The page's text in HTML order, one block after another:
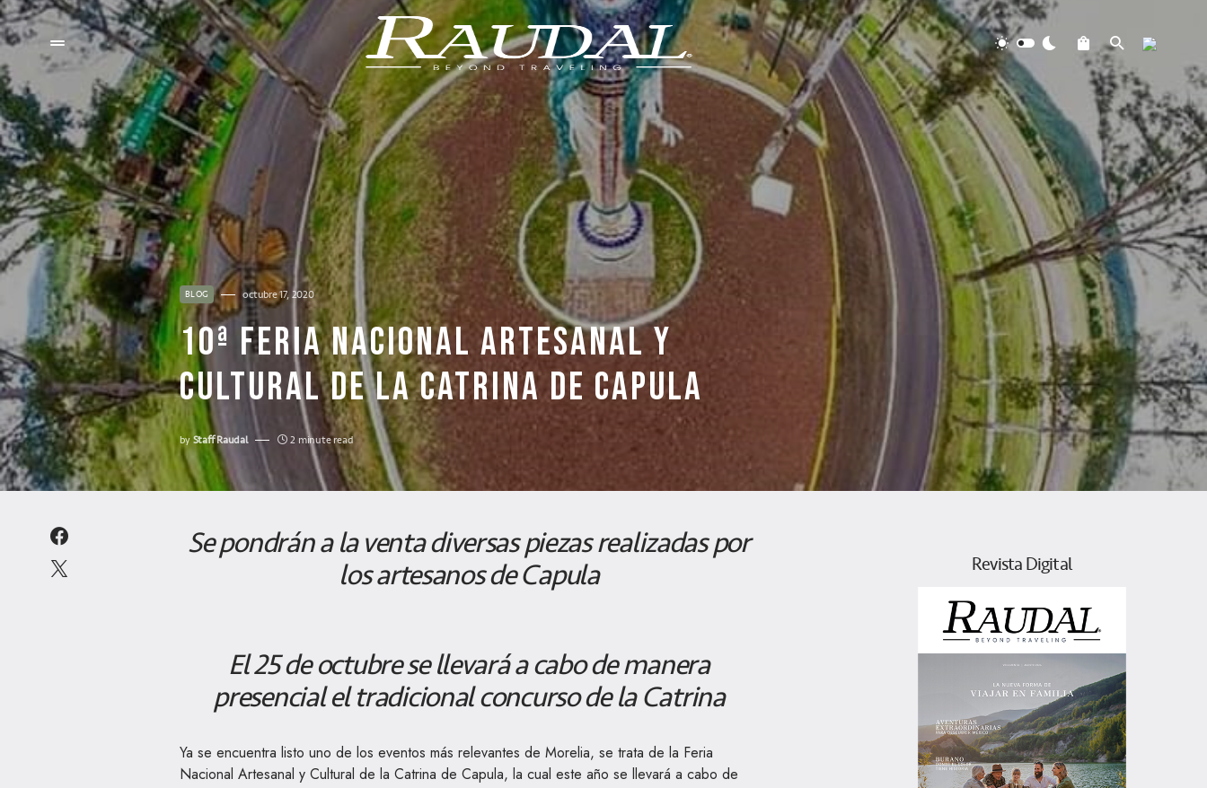
BLOG octubre 17, 2020
10ª FERIA NACIONAL ARTESANAL Y
CULTURAL DE LA CATRINA DE CAPULA
byStaff Raudal 2 minute read
Se pondrán a la venta diversas piezas realizadas por
los artesanos de Capula
El 25 de octubre se llevará a cabo de manera
presencial el tradicional concurso de la Catrina
Ya se encuentra listo uno de los eventos más relevantes de Morelia, se trata de la Feria
Nacional Artesanal y Cultural de la Catrina de Capula, la cual este año se llevará a cabo de
Revista Digital